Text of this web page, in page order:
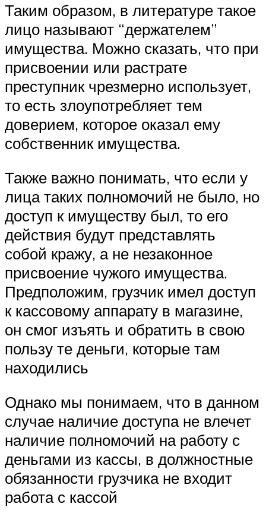
Таким образом, в литературе такое
лицо называют “держателем”
имущества. Можно сказать, что при
присвоении или растрате
преступник чрезмерно использует,
то есть злоупотребляет тем
доверием, которое оказал ему
собственник имущества.
Также важно понимать, что если у
лица таких полномочий не было, но
доступ к имуществу был, то его
действия будут представлять
собой кражу, а не незаконное
присвоение чужого имущества.
Предположим, грузчик имел доступ
к кассовому аппарату в магазине,
он смог изъять и обратить в свою
пользу те деньги, которые там
находились
Однако мы понимаем, что в данном
случае наличие доступа не влечет
наличие полномочий на работу с
деньгами из кассы, в должностные
обязанности грузчика не входит
работа с кассой